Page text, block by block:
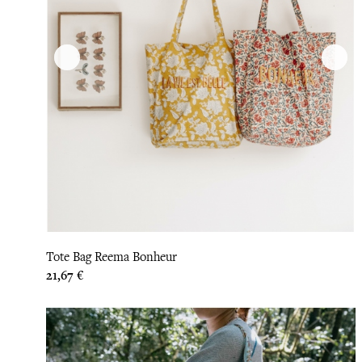
Tote Bag Reema Bonheur
Prix
21,67 €